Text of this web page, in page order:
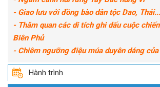
- Giao lưu với đồng bào dân tộc Dao, Thái...
- Thăm quan các di tích ghi dấu cuộc
Biên Phủ
- Chiêm ngưỡng điệu múa duyên dáng
Hành trình